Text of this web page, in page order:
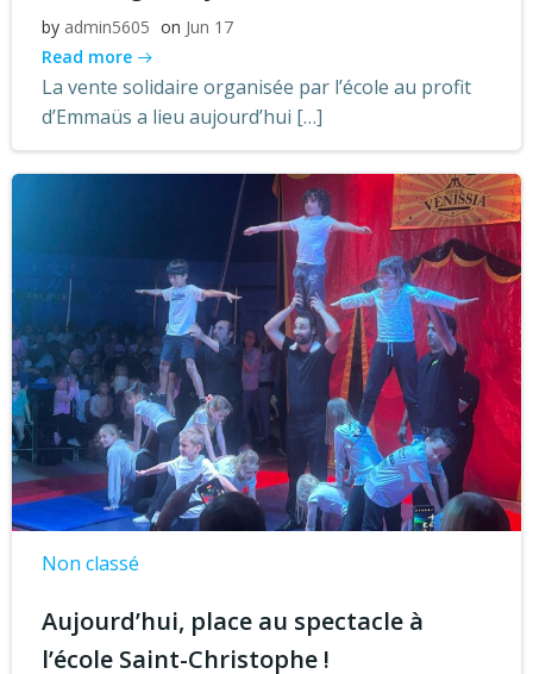
by admin5605 on Jun 17
Read more
La vente solidaire organisée par l’école au profit
d’Emmaüs a lieu aujourd’hui […]
Non classé
Aujourd’hui, place au spectacle à
l’école Saint-Christophe !